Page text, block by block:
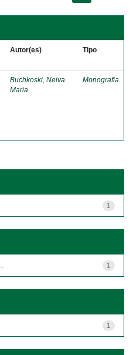
Autor(es) Tipo
Buchkoski, Neiva
Maria
Monografia
1
1
1